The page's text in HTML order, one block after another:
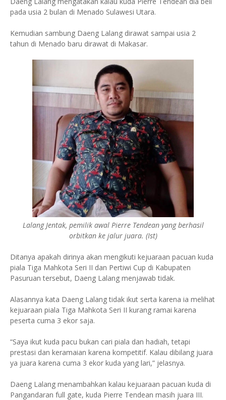
pada usia 2 bulan di Menado Sulawesi Utara.
Kemudian sambung Daeng Lalang dirawat sampai usia 2
tahun di Menado baru dirawat di Makasar.
Lalang Jentak, pemilik awal Pierre Tendean yang berhasil
orbitkan ke jalur juara. (Ist)
Ditanya apakah dirinya akan mengikuti kejuaraan pacuan kuda
piala Tiga Mahkota Seri II dan Pertiwi Cup di Kabupaten
Pasuruan tersebut, Daeng Lalang menjawab tidak.
Alasannya kata Daeng Lalang tidak ikut serta karena ia melihat
kejuaraan piala Tiga Mahkota Seri II kurang ramai karena
peserta cuma 3 ekor saja.
“Saya ikut kuda pacu bukan cari piala dan hadiah, tetapi
prestasi dan keramaian karena kompetitif. Kalau dibilang juara
ya juara karena cuma 3 ekor kuda yang lari,” jelasnya.
Daeng Lalang menambahkan kalau kejuaraan pacuan kuda di
Pangandaran full gate, kuda Pierre Tendean masih juara III.